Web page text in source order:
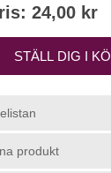
24,00 kr
STÄLL DIG I KÖ
produkt